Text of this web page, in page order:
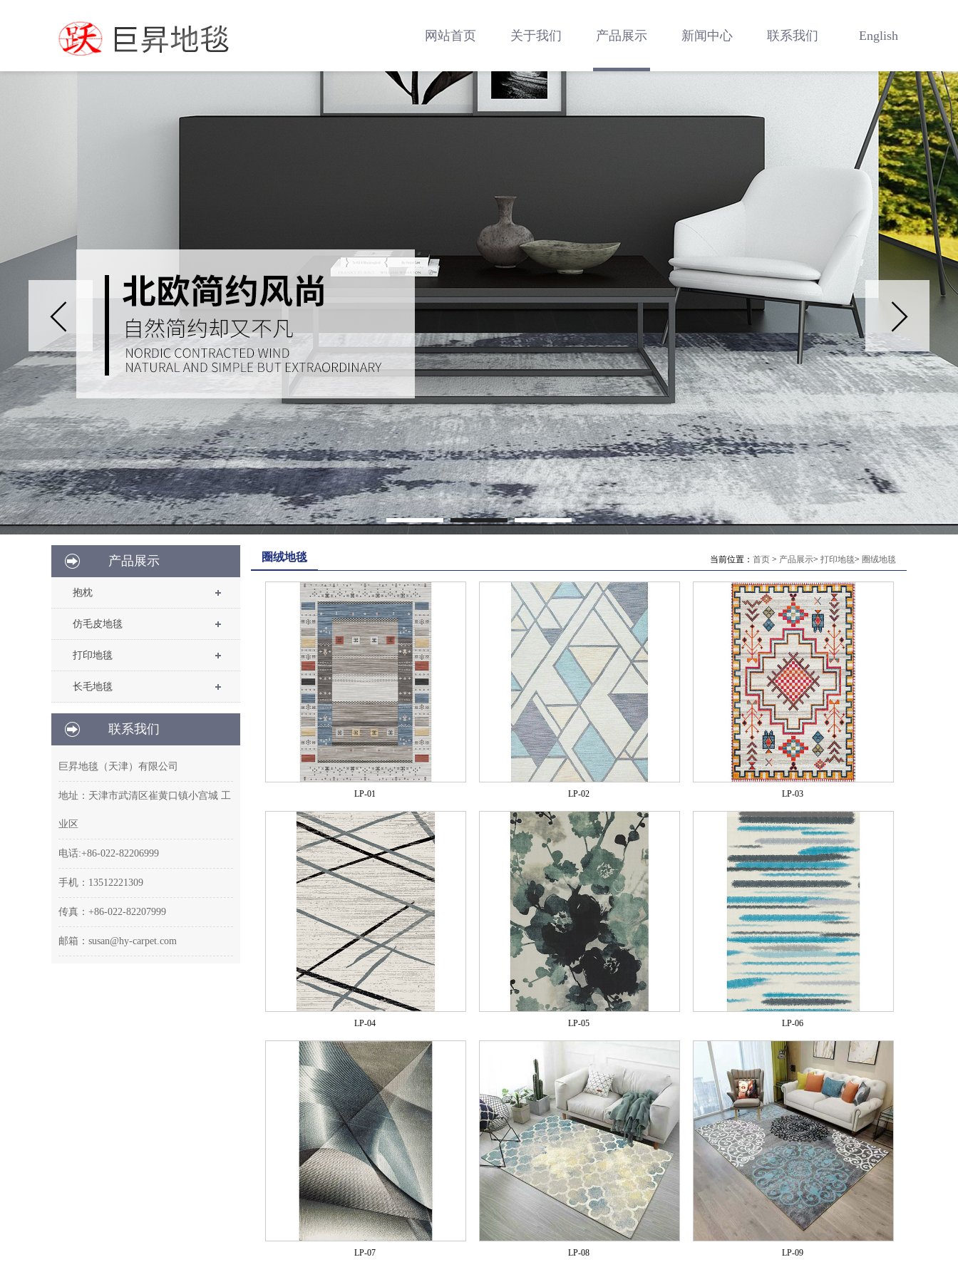
网站首页 关于我们 产品展示 新闻中心 联系我们 English
1 2 3
产品展示
抱枕
仿毛皮地毯
打印地毯
长毛地毯
联系我们
巨昇地毯（天津）有限公司
地址：天津市武清区崔黄口镇小宫城 工
业区
电话:+86-022-82206999
手机：13512221309
传真：+86-022-82207999
邮箱：susan@hy-carpet.com
当前位置： 首页 > 产品展示> 打印地毯> 圈绒地毯
圈绒地毯
LP-01 LP-02 LP-03
LP-04 LP-05 LP-06
LP-07 LP-08 LP-09